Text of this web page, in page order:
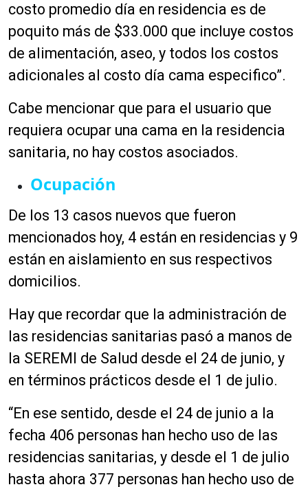
costo promedio día en residencia es de
poquito más de $33.000 que incluye costos
de alimentación, aseo, y todos los costos
adicionales al costo día cama especifico”.
Cabe mencionar que para el usuario que
requiera ocupar una cama en la residencia
sanitaria, no hay costos asociados.
Ocupación
De los 13 casos nuevos que fueron
mencionados hoy, 4 están en residencias y 9
están en aislamiento en sus respectivos
domicilios.
Hay que recordar que la administración de
las residencias sanitarias pasó a manos de
la SEREMI de Salud desde el 24 de junio, y
en términos prácticos desde el 1 de julio.
“En ese sentido, desde el 24 de junio a la
fecha 406 personas han hecho uso de las
residencias sanitarias, y desde el 1 de julio
hasta ahora 377 personas han hecho uso de